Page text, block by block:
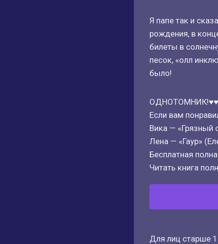
Я папе так и
рождения, в
билеты в
песок, «олл
было!
Если вам
Вика — «Грязный
Лена — «Гаур»
Бесплатная
Читать книга
Для лиц старше